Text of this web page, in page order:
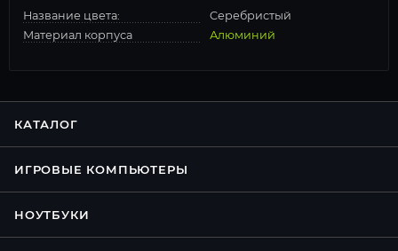
Название цвета:
Cеребристый
Материал корпуса
Алюминий
КАТАЛОГ
ИГРОВЫЕ КОМПЬЮТЕРЫ
НОУТБУКИ